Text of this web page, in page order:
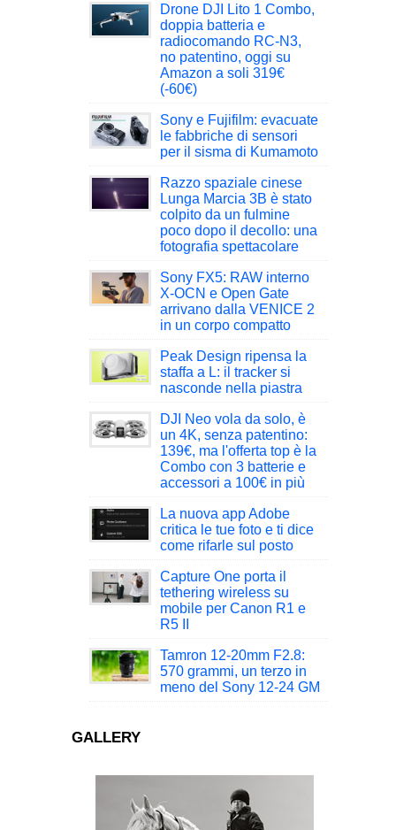
Drone DJI Lito 1 Combo,
doppia batteria e
radiocomando RC-N3,
no patentino, oggi su
Amazon a soli 319€
(-60€)
Sony e Fujifilm: evacuate
le fabbriche di sensori
per il sisma di Kumamoto
Razzo spaziale cinese
Lunga Marcia 3B è stato
colpito da un fulmine
poco dopo il decollo: una
fotografia spettacolare
Sony FX5: RAW interno
X-OCN e Open Gate
arrivano dalla VENICE 2
in un corpo compatto
Peak Design ripensa la
staffa a L: il tracker si
nasconde nella piastra
DJI Neo vola da solo, è
un 4K, senza patentino:
139€, ma l'offerta top è la
Combo con 3 batterie e
accessori a 100€ in più
La nuova app Adobe
critica le tue foto e ti dice
come rifarle sul posto
Capture One porta il
tethering wireless su
mobile per Canon R1 e
R5 II
Tamron 12-20mm F2.8:
570 grammi, un terzo in
meno del Sony 12-24 GM
GALLERY